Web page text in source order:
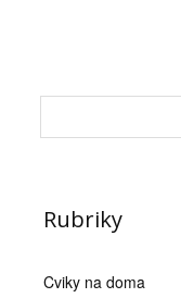
Rubriky
Cviky na doma